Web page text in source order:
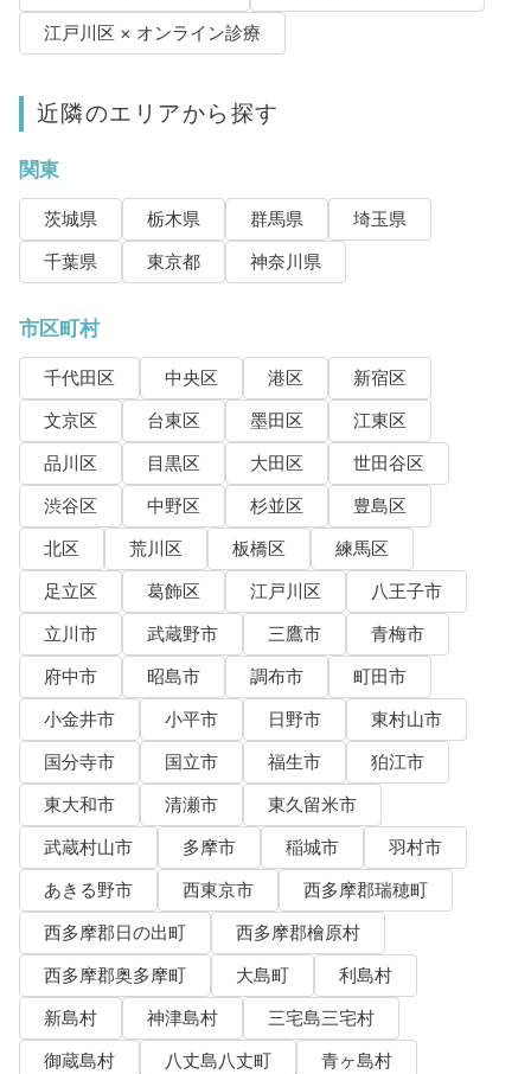
江戸川区 × オンライン診療
近隣のエリアから探す
関東
茨城県 栃木県 群馬県
埼玉県
千葉県
東京都 神奈川県
市区町村
千代田区 中央区 港区
新宿区
文京区
台東区 墨田区
江東区
品川区
目黒区 大田区
世田谷区
渋谷区
中野区 杉並区
豊島区
北区
荒川区 板橋区
練馬区
足立区
葛飾区 江戸川区
八王子市
立川市
武蔵野市 三鷹市
青梅市
府中市
昭島市 調布市
町田市
小金井市
小平市 日野市
東村山市
国分寺市
国立市 福生市
狛江市
東大和市
清瀬市
東久留米市
武蔵村山市
多摩市 稲城市
羽村市
あきる野市
西東京市
西多摩郡瑞穂町
西多摩郡日の出町
西多摩郡檜原村
西多摩郡奥多摩町
大島町
利島村
新島村
神津島村
三宅島三宅村
御蔵島村
八丈島八丈町
青ヶ島村